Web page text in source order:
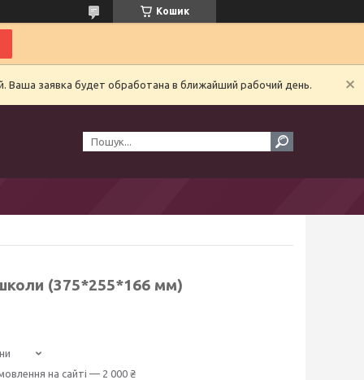
Кошик
Ваша заявка будет обработана в ближайший рабочий день.
(375*255*166 мм)
на сайті — 2 000 ₴